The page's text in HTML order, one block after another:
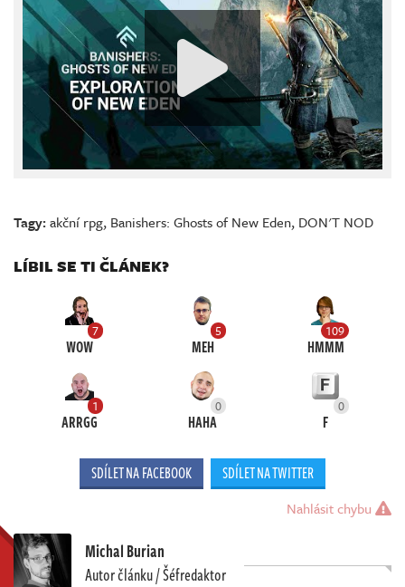
Tagy:akční rpg, Banishers: Ghosts of New Eden, DON'T NOD
LÍBIL SE TI ČLÁNEK?
7
WOW
5
MEH
109
HMMM
1
ARRGG
0
HAHA
0
F
SDÍLET NA FACEBOOK SDÍLET NA TWITTER
Nahlásit chybu
Michal Burian
Autor článku / Šéfredaktor